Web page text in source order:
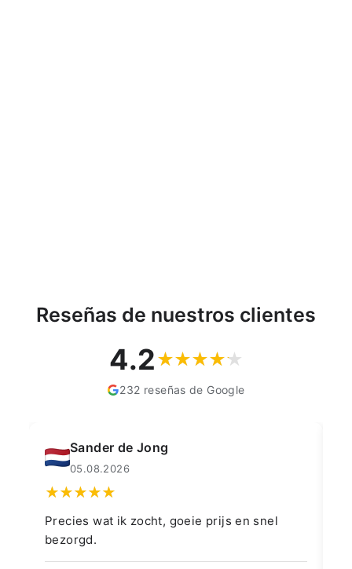
Reseñas de nuestros clientes
4.2
232 reseñas de Google
Muahmmet Karadag
04.08.2026
👍👍👍👌
👍👍👍👌